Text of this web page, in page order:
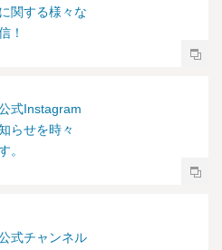
関する様々な
！
式Instagram
らせを時々
。
式チャンネル